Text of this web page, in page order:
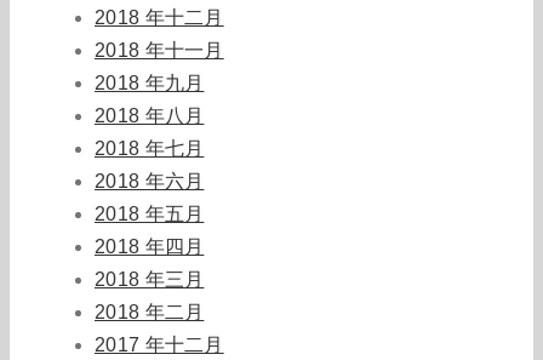
2018 年十二月
2018 年十一月
2018 年九月
2018 年八月
2018 年七月
2018 年六月
2018 年五月
2018 年四月
2018 年三月
2018 年二月
2017 年十二月